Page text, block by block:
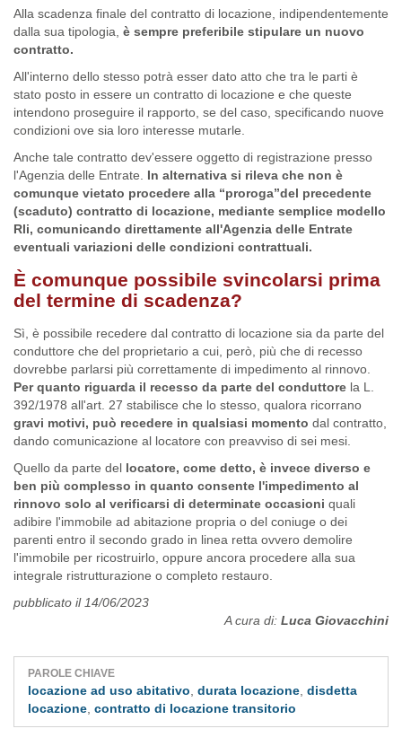
Alla scadenza finale del contratto di locazione, indipendentemente
dalla sua tipologia, è sempre preferibile stipulare un nuovo
contratto.
All'interno dello stesso potrà esser dato atto che tra le parti è
stato posto in essere un contratto di locazione e che queste
intendono proseguire il rapporto, se del caso, specificando nuove
condizioni ove sia loro interesse mutarle.
Anche tale contratto dev'essere oggetto di registrazione presso
l'Agenzia delle Entrate.
In alternativa si rileva che non è
comunque vietato procedere alla “proroga”del precedente
(scaduto) contratto di locazione, mediante semplice modello
Rli, comunicando direttamente all'Agenzia delle Entrate
eventuali variazioni delle condizioni contrattuali.
È comunque possibile svincolarsi prima
del termine di scadenza?
Sì, è possibile recedere dal contratto di locazione sia da parte del
conduttore che del proprietario a cui, però, più che di recesso
dovrebbe parlarsi più correttamente di impedimento al rinnovo.
Per quanto riguarda il recesso da parte del conduttore la L.
392/1978 all'art. 27 stabilisce che lo stesso, qualora ricorrano
gravi motivi, può recedere in qualsiasi momento dal contratto,
dando comunicazione al locatore con preavviso di sei mesi.
Quello da parte del locatore, come detto, è invece diverso e
ben più complesso in quanto consente l'impedimento al
rinnovo solo al verificarsi di determinate occasioni quali
adibire l'immobile ad abitazione propria o del coniuge o dei
parenti entro il secondo grado in linea retta ovvero demolire
l'immobile per ricostruirlo, oppure ancora procedere alla sua
integrale ristrutturazione o completo restauro.
pubblicato il 14/06/2023
A cura di: Luca Giovacchini
PAROLE CHIAVE
locazione ad uso abitativo durata locazione disdetta
locazione contratto di locazione transitorio